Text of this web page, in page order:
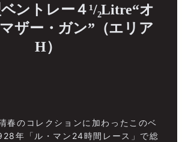
ントレー４¹/₂Litre“オ
ザー・ガン”（エリア
H）
春のコレクションに加わったこのベ
年「ル・マン24時間レース」で総